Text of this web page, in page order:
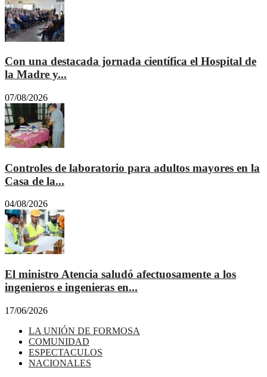
Con una destacada jornada científica el Hospital de
la Madre y...
07/08/2026
Controles de laboratorio para adultos mayores en la
Casa de la...
04/08/2026
El ministro Atencia saludó afectuosamente a los
ingenieros e ingenieras en...
17/06/2026
LA UNIÓN DE FORMOSA
COMUNIDAD
ESPECTACULOS
NACIONALES